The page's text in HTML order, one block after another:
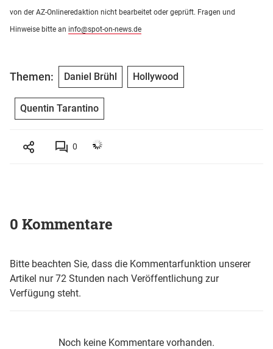
von der AZ-Onlineredaktion nicht bearbeitet oder geprüft. Fragen und
Hinweise bitte an info@spot-on-news.de
Themen: Daniel Brühl Hollywood
Quentin Tarantino
0
0 Kommentare
Bitte beachten Sie, dass die Kommentarfunktion unserer
Artikel nur 72 Stunden nach Veröffentlichung zur
Verfügung steht.
Noch keine Kommentare vorhanden.